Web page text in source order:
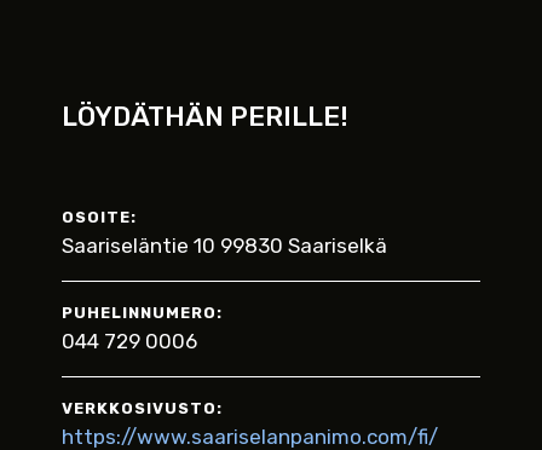
LÖYDÄTHÄN PERILLE!
OSOITE:
Saariseläntie 10 99830 Saariselkä
PUHELINNUMERO:
044 729 0006
VERKKOSIVUSTO:
https://www.saariselanpanimo.com/fi/